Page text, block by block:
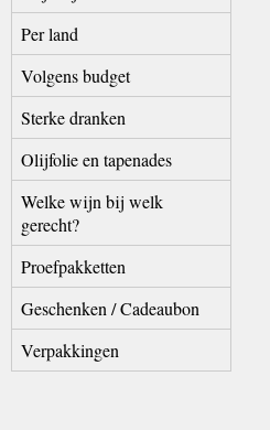
Per land
Volgens budget
Sterke dranken
Olijfolie en tapenades
Welke wijn bij welk
gerecht?
Proefpakketten
Geschenken / Cadeaubon
Verpakkingen